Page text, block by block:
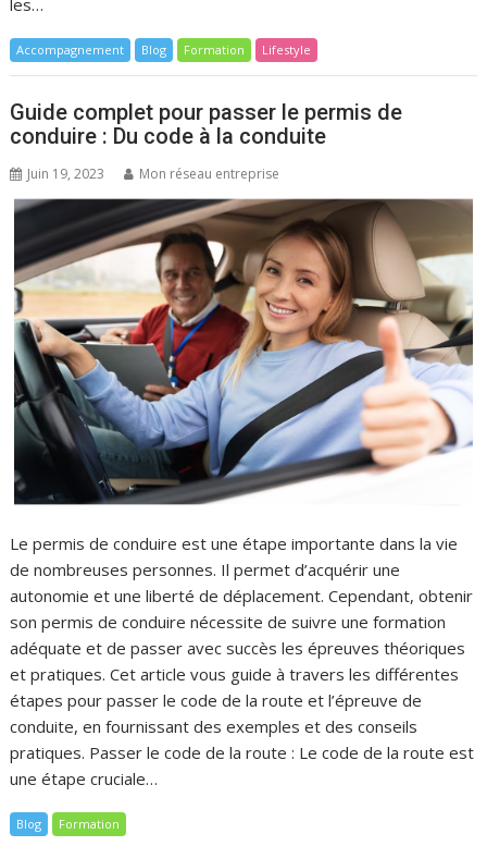
Accompagnement Blog Formation Lifestyle
Guide complet pour passer le permis de
conduire : Du code à la conduite
Juin 19, 2023 Mon réseau entreprise
Le permis de conduire est une étape importante dans la vie
de nombreuses personnes. Il permet d’acquérir une
autonomie et une liberté de déplacement. Cependant, obtenir
son permis de conduire nécessite de suivre une formation
adéquate et de passer avec succès les épreuves théoriques
et pratiques. Cet article vous guide à travers les différentes
étapes pour passer le code de la route et l’épreuve de
conduite, en fournissant des exemples et des conseils
pratiques. Passer le code de la route : Le code de la route est
une étape cruciale…
Blog Formation